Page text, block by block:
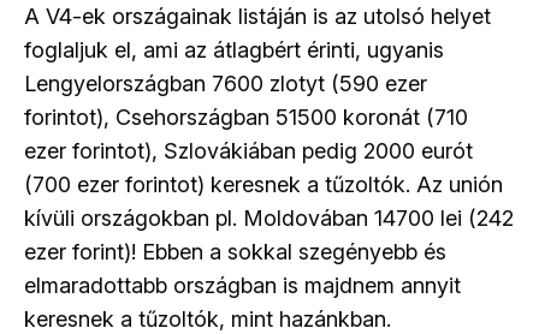
A V4-ek országainak listáján is az utolsó helyet
foglaljuk el, ami az átlagbért érinti, ugyanis
Lengyelországban 7600 zlotyt (590 ezer
forintot), Csehországban 51500 koronát (710
ezer forintot), Szlovákiában pedig 2000 eurót
(700 ezer forintot) keresnek a tűzoltók. Az unión
kívüli országokban pl. Moldovában 14700 lei (242
ezer forint)! Ebben a sokkal szegényebb és
elmaradottabb országban is majdnem annyit
keresnek a tűzoltók, mint hazánkban.